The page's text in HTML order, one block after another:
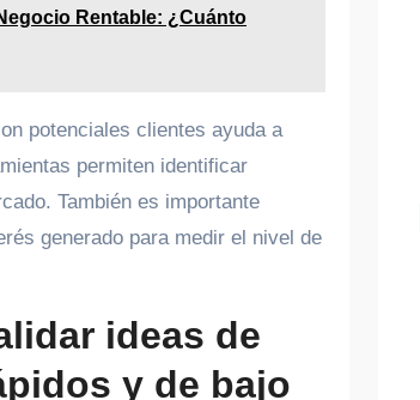
Rentable: ¿Cuánto
potenciales clientes ayuda a
permiten identificar
También es importante
generado para medir el nivel de
ideas de
y de bajo